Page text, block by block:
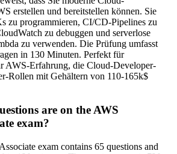
erstellen und bereitstellen können. Sie
zu programmieren, CI/CD-Pipelines zu
zu debuggen und serverlose
zu verwenden. Die Prüfung umfasst
in 130 Minuten. Perfekt für
AWS-Erfahrung, die Cloud-Developer-
Rollen mit Gehältern von 110-165k$
are on the AWS
exam?
exam contains 65 questions and